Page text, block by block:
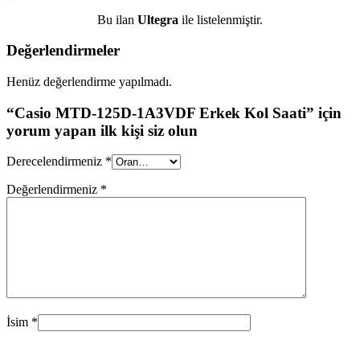
Bu ilan Ultegra ile listelenmiştir.
Değerlendirmeler
Henüz değerlendirme yapılmadı.
“Casio MTD-125D-1A3VDF Erkek Kol Saati” için
yorum yapan ilk kişi siz olun
Derecelendirmeniz *
Değerlendirmeniz *
İsim *